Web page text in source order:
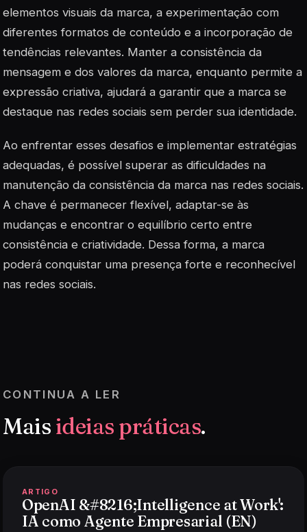
elementos visuais da marca, a experimentação com
diferentes formatos de conteúdo e a incorporação de
tendências relevantes. Manter a consistência da
mensagem e dos valores da marca, enquanto permite a
expressão criativa, ajudará a garantir que a marca se
destaque nas redes sociais sem perder sua identidade.
Ao enfrentar esses desafios e implementar estratégias
adequadas, é possível superar as dificuldades na
manutenção da consistência da marca nas redes sociais.
A chave é permanecer flexível, adaptar-se às
mudanças e encontrar o equilíbrio certo entre
consistência e criatividade. Dessa forma, a marca
poderá conquistar uma presença forte e reconhecível
nas redes sociais.
CONTINUA A LER
Mais ideias práticas.
ARTIGO
OpenAI &#8216;Intelligence at Work':
IA como Agente Empresarial (EN)